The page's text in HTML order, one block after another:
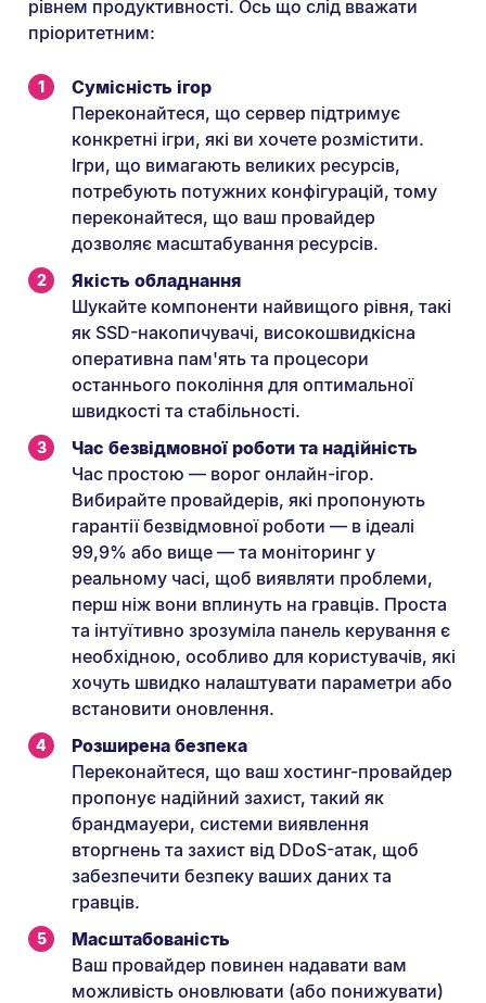
рівнем продуктивності. Ось що слід вважати
пріоритетним:
Сумісність ігор
Переконайтеся, що сервер підтримує
конкретні ігри, які ви хочете розмістити.
Ігри, що вимагають великих ресурсів,
потребують потужних конфігурацій, тому
переконайтеся, що ваш провайдер
дозволяє масштабування ресурсів.
Якість обладнання
Шукайте компоненти найвищого рівня, такі
як SSD-накопичувачі, високошвидкісна
оперативна пам'ять та процесори
останнього покоління для оптимальної
швидкості та стабільності.
Час безвідмовної роботи та надійність
Час простою — ворог онлайн-ігор.
Вибирайте провайдерів, які пропонують
гарантії безвідмовної роботи — в ідеалі
99,9% або вище — та моніторинг у
реальному часі, щоб виявляти проблеми,
перш ніж вони вплинуть на гравців. Проста
та інтуїтивно зрозуміла панель керування є
необхідною, особливо для користувачів, які
хочуть швидко налаштувати параметри або
встановити оновлення.
Розширена безпека
Переконайтеся, що ваш хостинг-провайдер
пропонує надійний захист, такий як
брандмауери, системи виявлення
вторгнень та захист від DDoS-атак, щоб
забезпечити безпеку ваших даних та
гравців.
Масштабованість
Ваш провайдер повинен надавати вам
можливість оновлювати (або понижувати)